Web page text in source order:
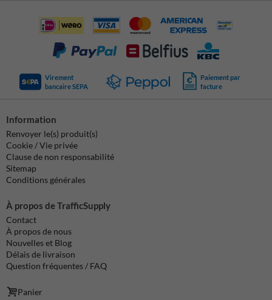
Virement
bancaire SEPA
Paiement par
facture
Information
Renvoyer le(s) produit(s)
Cookie / Vie privée
Clause de non responsabilité
Sitemap
Conditions générales
À propos de TrafficSupply
Contact
À propos de nous
Nouvelles et Blog
Délais de livraison
Question fréquentes / FAQ
Panier